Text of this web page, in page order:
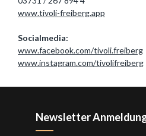
www.tivoli-freiberg.app
Socialmedia:
www.facebook.com/tivoli.freiberg
www.instagram.com/tivolifreiberg
Newsletter